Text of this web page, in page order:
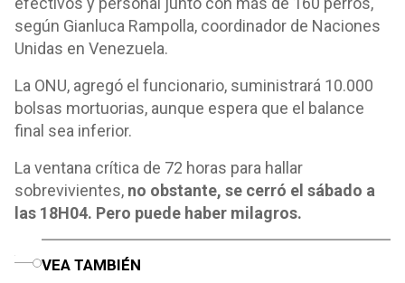
según Gianluca Rampolla, coordinador de Naciones
Unidas en Venezuela.
La ONU, agregó el funcionario, suministrará 10.000
bolsas mortuorias, aunque espera que el balance
final sea inferior.
La ventana crítica de 72 horas para hallar
sobrevivientes, no obstante, se cerró el sábado a
las 18H04. Pero puede haber milagros.
VEA TAMBIÉN